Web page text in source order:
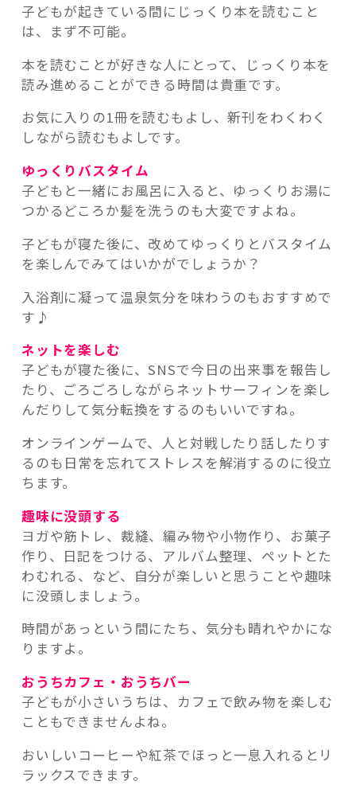
子どもが起きている間にじっくり本を読むこと
は、まず不可能。
本を読むことが好きな人にとって、じっくり本を
読み進めることができる時間は貴重です。
お気に入りの1冊を読むもよし、新刊をわくわく
しながら読むもよしです。
ゆっくりバスタイム
子どもと一緒にお風呂に入ると、ゆっくりお湯に
つかるどころか髪を洗うのも大変ですよね。
子どもが寝た後に、改めてゆっくりとバスタイム
を楽しんでみてはいかがでしょうか？
入浴剤に凝って温泉気分を味わうのもおすすめで
す♪
ネットを楽しむ
子どもが寝た後に、SNSで今日の出来事を報告し
たり、ごろごろしながらネットサーフィンを楽し
んだりして気分転換をするのもいいですね。
オンラインゲームで、人と対戦したり話したりす
るのも日常を忘れてストレスを解消するのに役立
ちます。
趣味に没頭する
ヨガや筋トレ、裁縫、編み物や小物作り、お菓子
作り、日記をつける、アルバム整理、ペットとた
わむれる、など、自分が楽しいと思うことや趣味
に没頭しましょう。
時間があっという間にたち、気分も晴れやかにな
りますよ。
おうちカフェ・おうちバー
子どもが小さいうちは、カフェで飲み物を楽しむ
こともできませんよね。
おいしいコーヒーや紅茶でほっと一息入れるとリ
ラックスできます。